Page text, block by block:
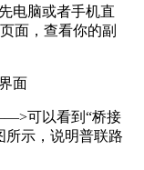
电脑或者手机直
面，查看你的副
可以看到“桥接
所示，说明普联路